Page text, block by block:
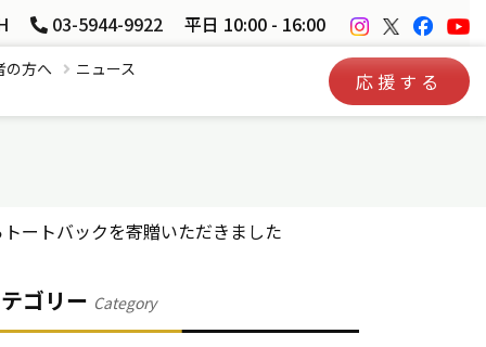
03-5944-9922 平日 10:00 - 16:00
の方へ
ニュース
応援する
ートバックを寄贈いただきました
ゴリー Category